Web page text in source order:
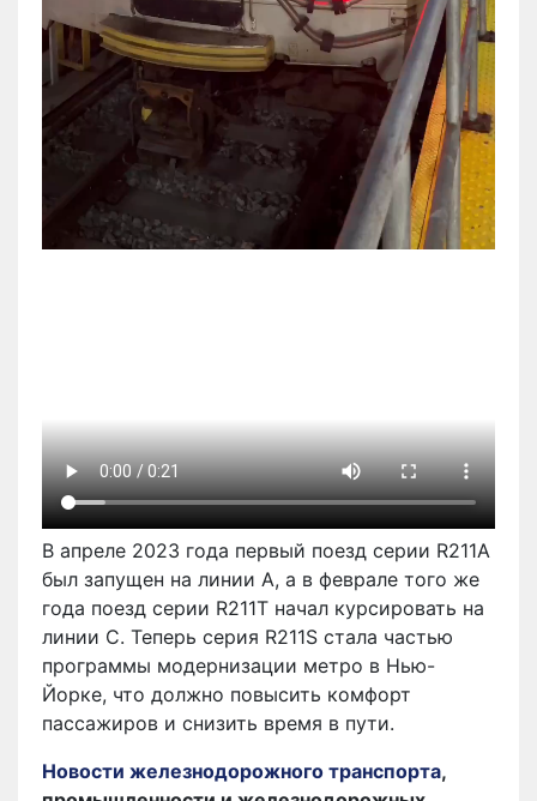
В апреле 2023 года первый поезд серии R211A
был запущен на линии A, а в феврале того же
года поезд серии R211T начал курсировать на
линии C. Теперь серия R211S стала частью
программы модернизации метро в Нью-
Йорке, что должно повысить комфорт
пассажиров и снизить время в пути.
Новости железнодорожного транспорта,